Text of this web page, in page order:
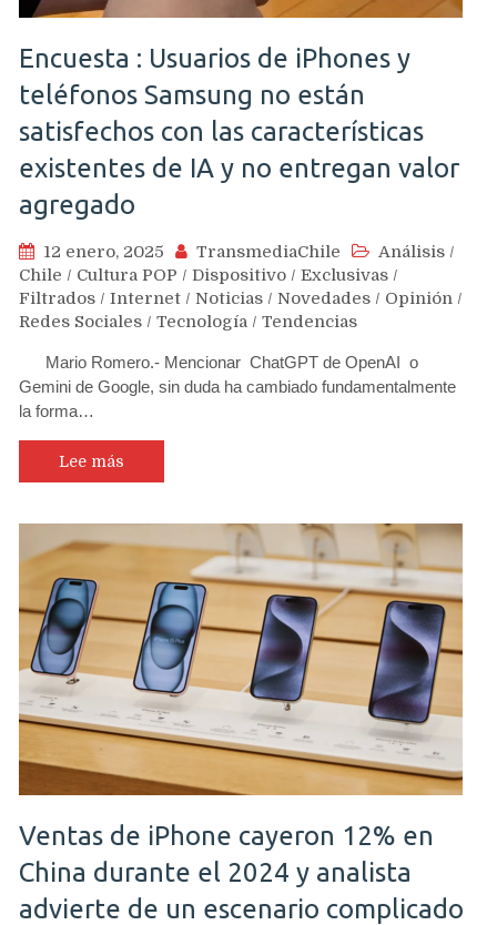
Encuesta : Usuarios de iPhones y
teléfonos Samsung no están
satisfechos con las características
existentes de IA y no entregan valor
agregado
12 enero, 2025 TransmediaChile Análisis /
Chile / Cultura POP / Dispositivo / Exclusivas /
Filtrados / Internet / Noticias / Novedades / Opinión /
Redes Sociales / Tecnología / Tendencias
Mario Romero.- Mencionar ChatGPT de OpenAI o
Gemini de Google, sin duda ha cambiado fundamentalmente
la forma…
Lee más
Ventas de iPhone cayeron 12% en
China durante el 2024 y analista
advierte de un escenario complicado